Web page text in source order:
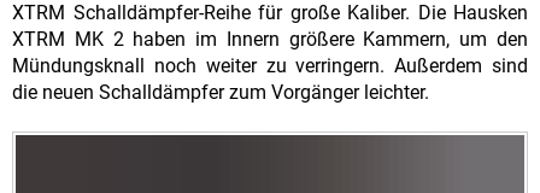
XTRM Schalldämpfer-Reihe für große Kaliber. Die Hausken
XTRM MK 2 haben im Innern größere Kammern, um den
Mündungsknall noch weiter zu verringern. Außerdem sind
die neuen Schalldämpfer zum Vorgänger leichter.